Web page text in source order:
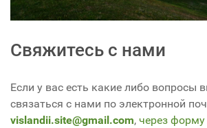
Свяжитесь с нами
Если у вас есть какие либо вопросы
связаться с нами по электронной
vislandii.site@gmail.com, через форму